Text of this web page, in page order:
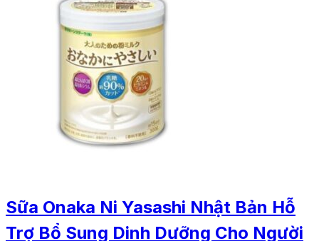
Sữa Onaka Ni Yasashi Nhật Bản Hỗ
Trợ Bổ Sung Dinh Dưỡng Cho Người